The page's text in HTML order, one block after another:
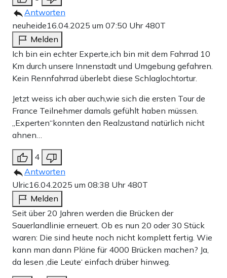
Antworten
neuheide16.04.2025 um 07:50 Uhr 480T
Melden
Ich bin ein echter Experte,ich bin mit dem Fahrrad 10
Km durch unsere Innenstadt und Umgebung gefahren.
Kein Rennfahrrad überlebt diese Schlaglochtortur.
Jetzt weiss ich aber auch,wie sich die ersten Tour de
France Teilnehmer damals gefühlt haben müssen.
„Experten“konnten den Realzustand natürlich nicht
ahnen…
4
Antworten
Ulric16.04.2025 um 08:38 Uhr 480T
Melden
Seit über 20 Jahren werden die Brücken der
Sauerlandlinie erneuert. Ob es nun 20 oder 30 Stück
waren: Die sind heute noch nicht komplett fertig. Wie
kann man dann Pläne für 4000 Brücken machen? Ja,
da lesen ‚die Leute‘ einfach drüber hinweg.